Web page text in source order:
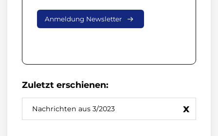
Anmeldung Newsletter
Zuletzt erschienen:
Nachrichten aus 3/2023 x